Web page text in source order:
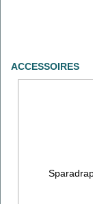
ACCESSOIRES